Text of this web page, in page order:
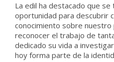
La edil ha destacado que se
oportunidad para descubrir
conocimiento sobre
reconocer el trabajo de
dedicado su vida a
hoy forma parte de la